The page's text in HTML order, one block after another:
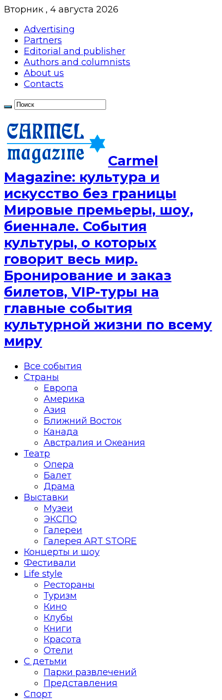
Вторник , 4 августа 2026
Advertising
Partners
Editorial and publisher
Authors and columnists
About us
Contacts
Сarmel
Magazine: культура и
искусство без границы
Мировые премьеры, шоу,
биеннале. События
культуры, о которых
говорит весь мир.
Бронирование и заказ
билетов, VIP-туры на
главные события
культурной жизни по всему
миру
Все события
Страны
Европа
Америка
Азия
Ближний Восток
Канада
Австралия и Океания
Театр
Опера
Балет
Драма
Выставки
Музеи
ЭКСПО
Галереи
Галерея ART STORE
Концерты и шоу
Фестивали
Life style
Рестораны
Туризм
Кино
Клубы
Книги
Красота
Отели
С детьми
Парки развлечений
Представления
Спорт